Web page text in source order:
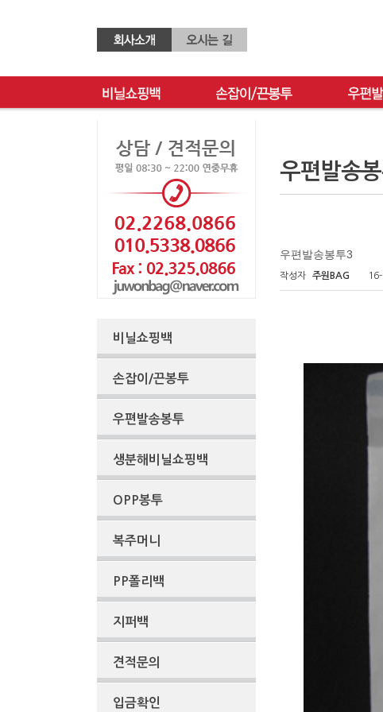
비닐쇼핑백
손잡이/끈봉투
우편발송봉투
생분해비닐쇼핑백
OPP봉투
복주머니
PP폴리백
지퍼백
견적문의
입금확인
우편발송
우편발송봉투3
작성자 주원BAG